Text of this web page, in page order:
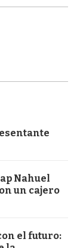
Nahuel
un cajero
el futuro: